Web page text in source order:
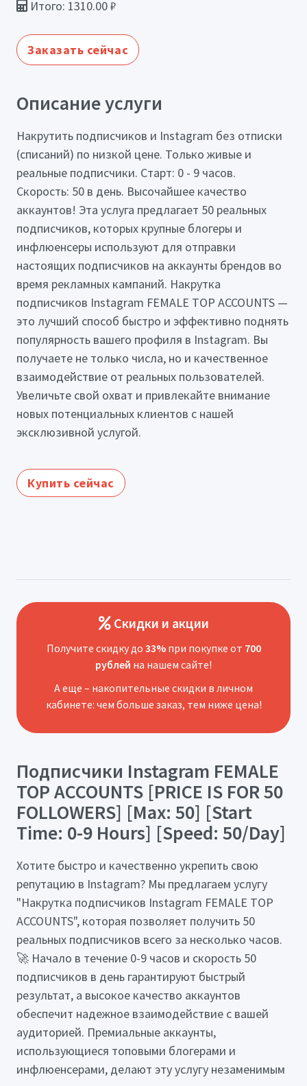
Итого: 1310.00₽
Заказать сейчас
Описание услуги
Накрутить подписчиков и Instagram без отписки
(списаний) по низкой цене. Только живые и
реальные подписчики. Старт: 0 - 9 часов.
Скорость: 50 в день. Высочайшее качество
аккаунтов! Эта услуга предлагает 50 реальных
подписчиков, которых крупные блогеры и
инфлюенсеры используют для отправки
настоящих подписчиков на аккаунты брендов во
время рекламных кампаний. Накрутка
подписчиков Instagram FEMALE TOP ACCOUNTS —
это лучший способ быстро и эффективно поднять
популярность вашего профиля в Instagram. Вы
получаете не только числа, но и качественное
взаимодействие от реальных пользователей.
Увеличьте свой охват и привлекайте внимание
новых потенциальных клиентов с нашей
эксклюзивной услугой.
Купить сейчас
Скидки и акции
Получите скидку до 33%при покупке от 700
рублей на нашем сайте!
А еще – накопительные скидки в личном
кабинете: чем больше заказ, тем ниже цена!
Подписчики Instagram FEMALE
TOP ACCOUNTS [PRICE IS FOR 50
FOLLOWERS] [Max: 50] [Start
Time: 0-9 Hours] [Speed: 50/Day]
Хотите быстро и качественно укрепить свою
репутацию в Instagram? Мы предлагаем услугу
"Накрутка подписчиков Instagram FEMALE TOP
ACCOUNTS", которая позволяет получить 50
реальных подписчиков всего за несколько часов.
🚀 Начало в течение 0-9 часов и скорость 50
подписчиков в день гарантируют быстрый
результат, а высокое качество аккаунтов
обеспечит надежное взаимодействие с вашей
аудиторией. Премиальные аккаунты,
использующиеся топовыми блогерами и
инфлюенсерами, делают эту услугу незаменимым